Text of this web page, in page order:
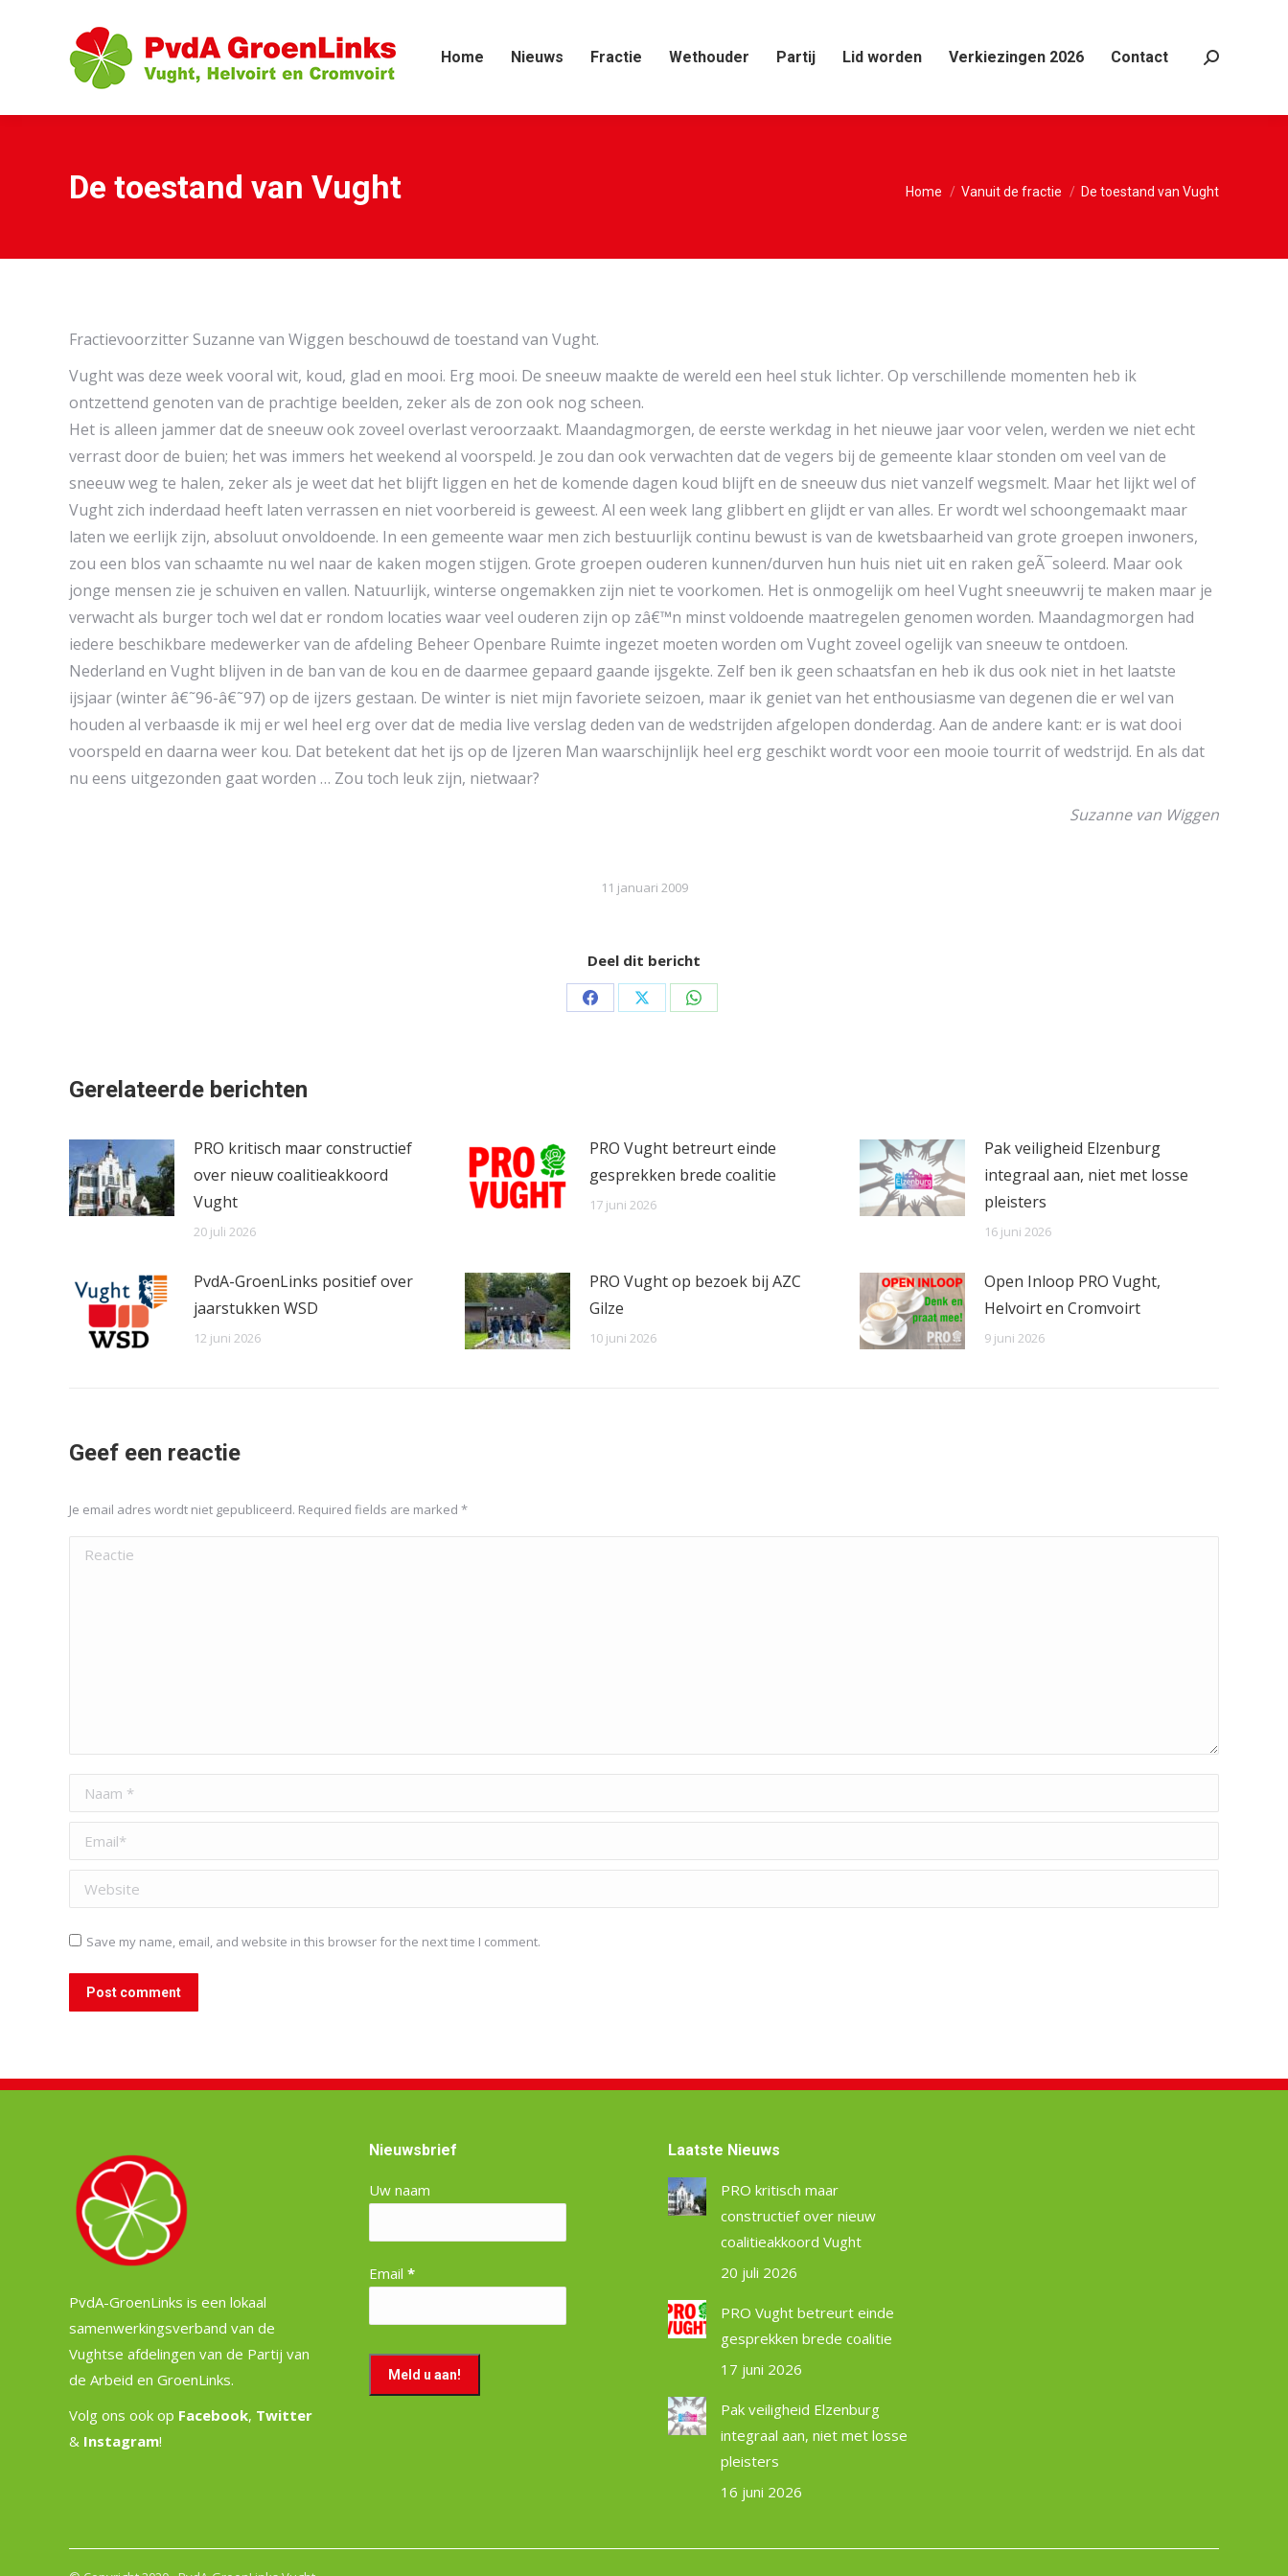
Home Nieuws Fractie Wethouder Partij Lid worden Verkiezingen 2026 Contact Search:
De toestand van Vught Je bent hier:
Home Vanuit de fractie De toestand van Vught
Fractievoorzitter Suzanne van Wiggen beschouwd de toestand van Vught.
Vught was deze week vooral wit, koud, glad en mooi. Erg mooi. De sneeuw maakte de wereld een heel stuk lichter. Op verschillende momenten heb ik
ontzettend genoten van de prachtige beelden, zeker als de zon ook nog scheen.
Het is alleen jammer dat de sneeuw ook zoveel overlast veroorzaakt. Maandagmorgen, de eerste werkdag in het nieuwe jaar voor velen, werden we niet echt
verrast door de buien; het was immers het weekend al voorspeld. Je zou dan ook verwachten dat de vegers bij de gemeente klaar stonden om veel van de
sneeuw weg te halen, zeker als je weet dat het blijft liggen en het de komende dagen koud blijft en de sneeuw dus niet vanzelf wegsmelt. Maar het lijkt wel of
Vught zich inderdaad heeft laten verrassen en niet voorbereid is geweest. Al een week lang glibbert en glijdt er van alles. Er wordt wel schoongemaakt maar
laten we eerlijk zijn, absoluut onvoldoende. In een gemeente waar men zich bestuurlijk continu bewust is van de kwetsbaarheid van grote groepen inwoners,
zou een blos van schaamte nu wel naar de kaken mogen stijgen. Grote groepen ouderen kunnen/durven hun huis niet uit en raken geÃ¯soleerd. Maar ook
jonge mensen zie je schuiven en vallen. Natuurlijk, winterse ongemakken zijn niet te voorkomen. Het is onmogelijk om heel Vught sneeuwvrij te maken maar je
verwacht als burger toch wel dat er rondom locaties waar veel ouderen zijn op zâ€™n minst voldoende maatregelen genomen worden. Maandagmorgen had
iedere beschikbare medewerker van de afdeling Beheer Openbare Ruimte ingezet moeten worden om Vught zoveel ogelijk van sneeuw te ontdoen.
Nederland en Vught blijven in de ban van de kou en de daarmee gepaard gaande ijsgekte. Zelf ben ik geen schaatsfan en heb ik dus ook niet in het laatste
ijsjaar (winter â€˜96-â€˜97) op de ijzers gestaan. De winter is niet mijn favoriete seizoen, maar ik geniet van het enthousiasme van degenen die er wel van
houden al verbaasde ik mij er wel heel erg over dat de media live verslag deden van de wedstrijden afgelopen donderdag. Aan de andere kant: er is wat dooi
voorspeld en daarna weer kou. Dat betekent dat het ijs op de Ijzeren Man waarschijnlijk heel erg geschikt wordt voor een mooie tourrit of wedstrijd. En als dat
nu eens uitgezonden gaat worden … Zou toch leuk zijn, nietwaar?
Suzanne van Wiggen
11 januari 2009
Deel dit bericht
Share Share Share
Gerelateerde berichten
PRO kritisch maar constructief
over nieuw coalitieakkoord
Vught
20 juli 2026
PRO Vught betreurt einde
gesprekken brede coalitie
17 juni 2026
Pak veiligheid Elzenburg
integraal aan, niet met losse
pleisters
16 juni 2026
PvdA-GroenLinks positief over
jaarstukken WSD
12 juni 2026
PRO Vught op bezoek bij AZC
Gilze
10 juni 2026
Open Inloop PRO Vught,
Helvoirt en Cromvoirt
9 juni 2026
Geef een reactie
Je email adres wordt niet gepubliceerd. Required fields are marked *
Reactie
Naam *
Email *
Website
Save my name, email, and website in this browser for the next time I comment.
Post comment
PvdA-GroenLinks is een lokaal
samenwerkingsverband van de
Vughtse afdelingen van de Partij van
de Arbeid en GroenLinks.
Volg ons ook op Facebook, Twitter
& Instagram!
Nieuwsbrief
Uw naam
Email *
Laatste Nieuws
PRO kritisch maar
constructief over nieuw
coalitieakkoord Vught
20 juli 2026
PRO Vught betreurt einde
gesprekken brede coalitie
17 juni 2026
Pak veiligheid Elzenburg
integraal aan, niet met losse
pleisters
16 juni 2026